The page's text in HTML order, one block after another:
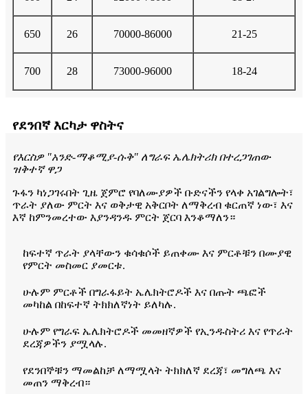
650 26 70000-86000 21-25
700 28 73000-96000 18-24
የደንበኛ እርካታ ዋስትና
የእርስዎ "አንድ-ማቆሚያ-ሱቅ" ለግራፍ ኤሌክትሪክ በተረጋገጠው
ዝቅተኛ ዋጋ
ጉፋን ካነጋገሩበት ጊዜ ጀምሮ የባለሙያዎች ቡድናችን የላቀ አገልግሎት፣
ጥራት ያለው ምርት እና ወቅታዊ አቅርቦት ለማቅረብ ቁርጠኛ ነው፣ እና
እኛ ከምንመረተው እያንዳንዱ ምርት ጀርባ እንቆማለን።
ከፍተኛ ጥራት ያላቸውን ቁሳቁሶች ይጠቀሙ እና ምርቶቹን በሙያዊ
የምርት መስመር ያመርቱ.
ሁሉም ምርቶች በግራፋይት ኤሌክትሮዶች እና በጡት ጫፎች
መካከል በከፍተኛ ትክክለኛነት ይለካሉ.
ሁሉም የግራፍ ኤሌክትሮዶች መመዘኛዎች የኢንዱስትሪ እና የጥራት
ደረጃዎችን ያሟላሉ.
የደንበኞቹን ማመልከቻ ለማሟላት ትክክለኛ ደረጃ፣ መግለጫ እና
መጠን ማቅረብ።